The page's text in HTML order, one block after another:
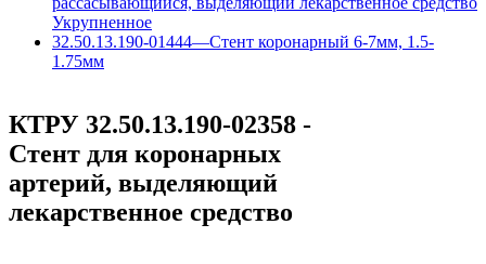
Укрупненное
32.50.13.190-01444—Стент коронарный 6-7мм, 1.5-
1.75мм
КТРУ 32.50.13.190-02358 -
Стент для коронарных
артерий, выделяющий
лекарственное средство